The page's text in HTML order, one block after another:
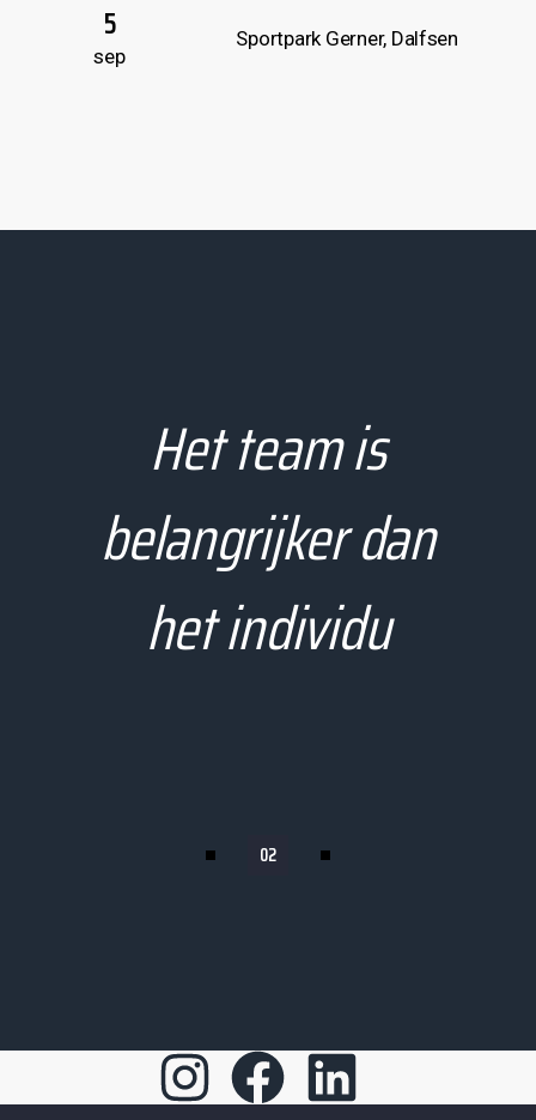
5
sep
Sportpark Gerner, Dalfsen
Het team is
belangrijker dan
het individu